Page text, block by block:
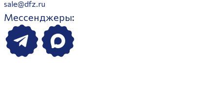
sale@dfz.ru
Мессенджеры: